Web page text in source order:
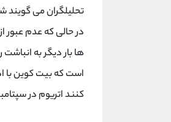
کنند اتریوم در